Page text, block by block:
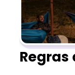
Regras